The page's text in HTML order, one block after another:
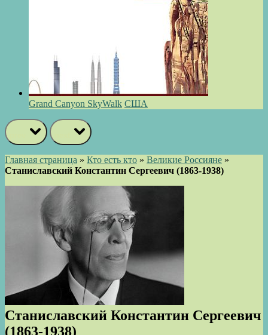
Grand Canyon SkyWalk США
Главная страница » Кто есть кто » Великие Россияне »
Станиславский Константин Сергеевич (1863-1938)
Станиславский Константин Сергеевич
(1863-1938)